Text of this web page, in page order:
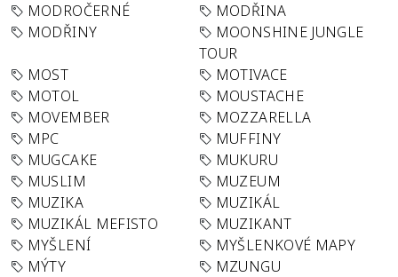
MODROČERNÉ
MODŘINA
MODŘINY
MOONSHINE JUNGLE
TOUR
MOST
MOTIVACE
MOTOL
MOUSTACHE
MOVEMBER
MOZZARELLA
MPC
MUFFINY
MUGCAKE
MUKURU
MUSLIM
MUZEUM
MUZIKA
MUZIKÁL
MUZIKÁL MEFISTO
MUZIKANT
MYŠLENÍ
MYŠLENKOVÉ MAPY
MÝTY
MZUNGU